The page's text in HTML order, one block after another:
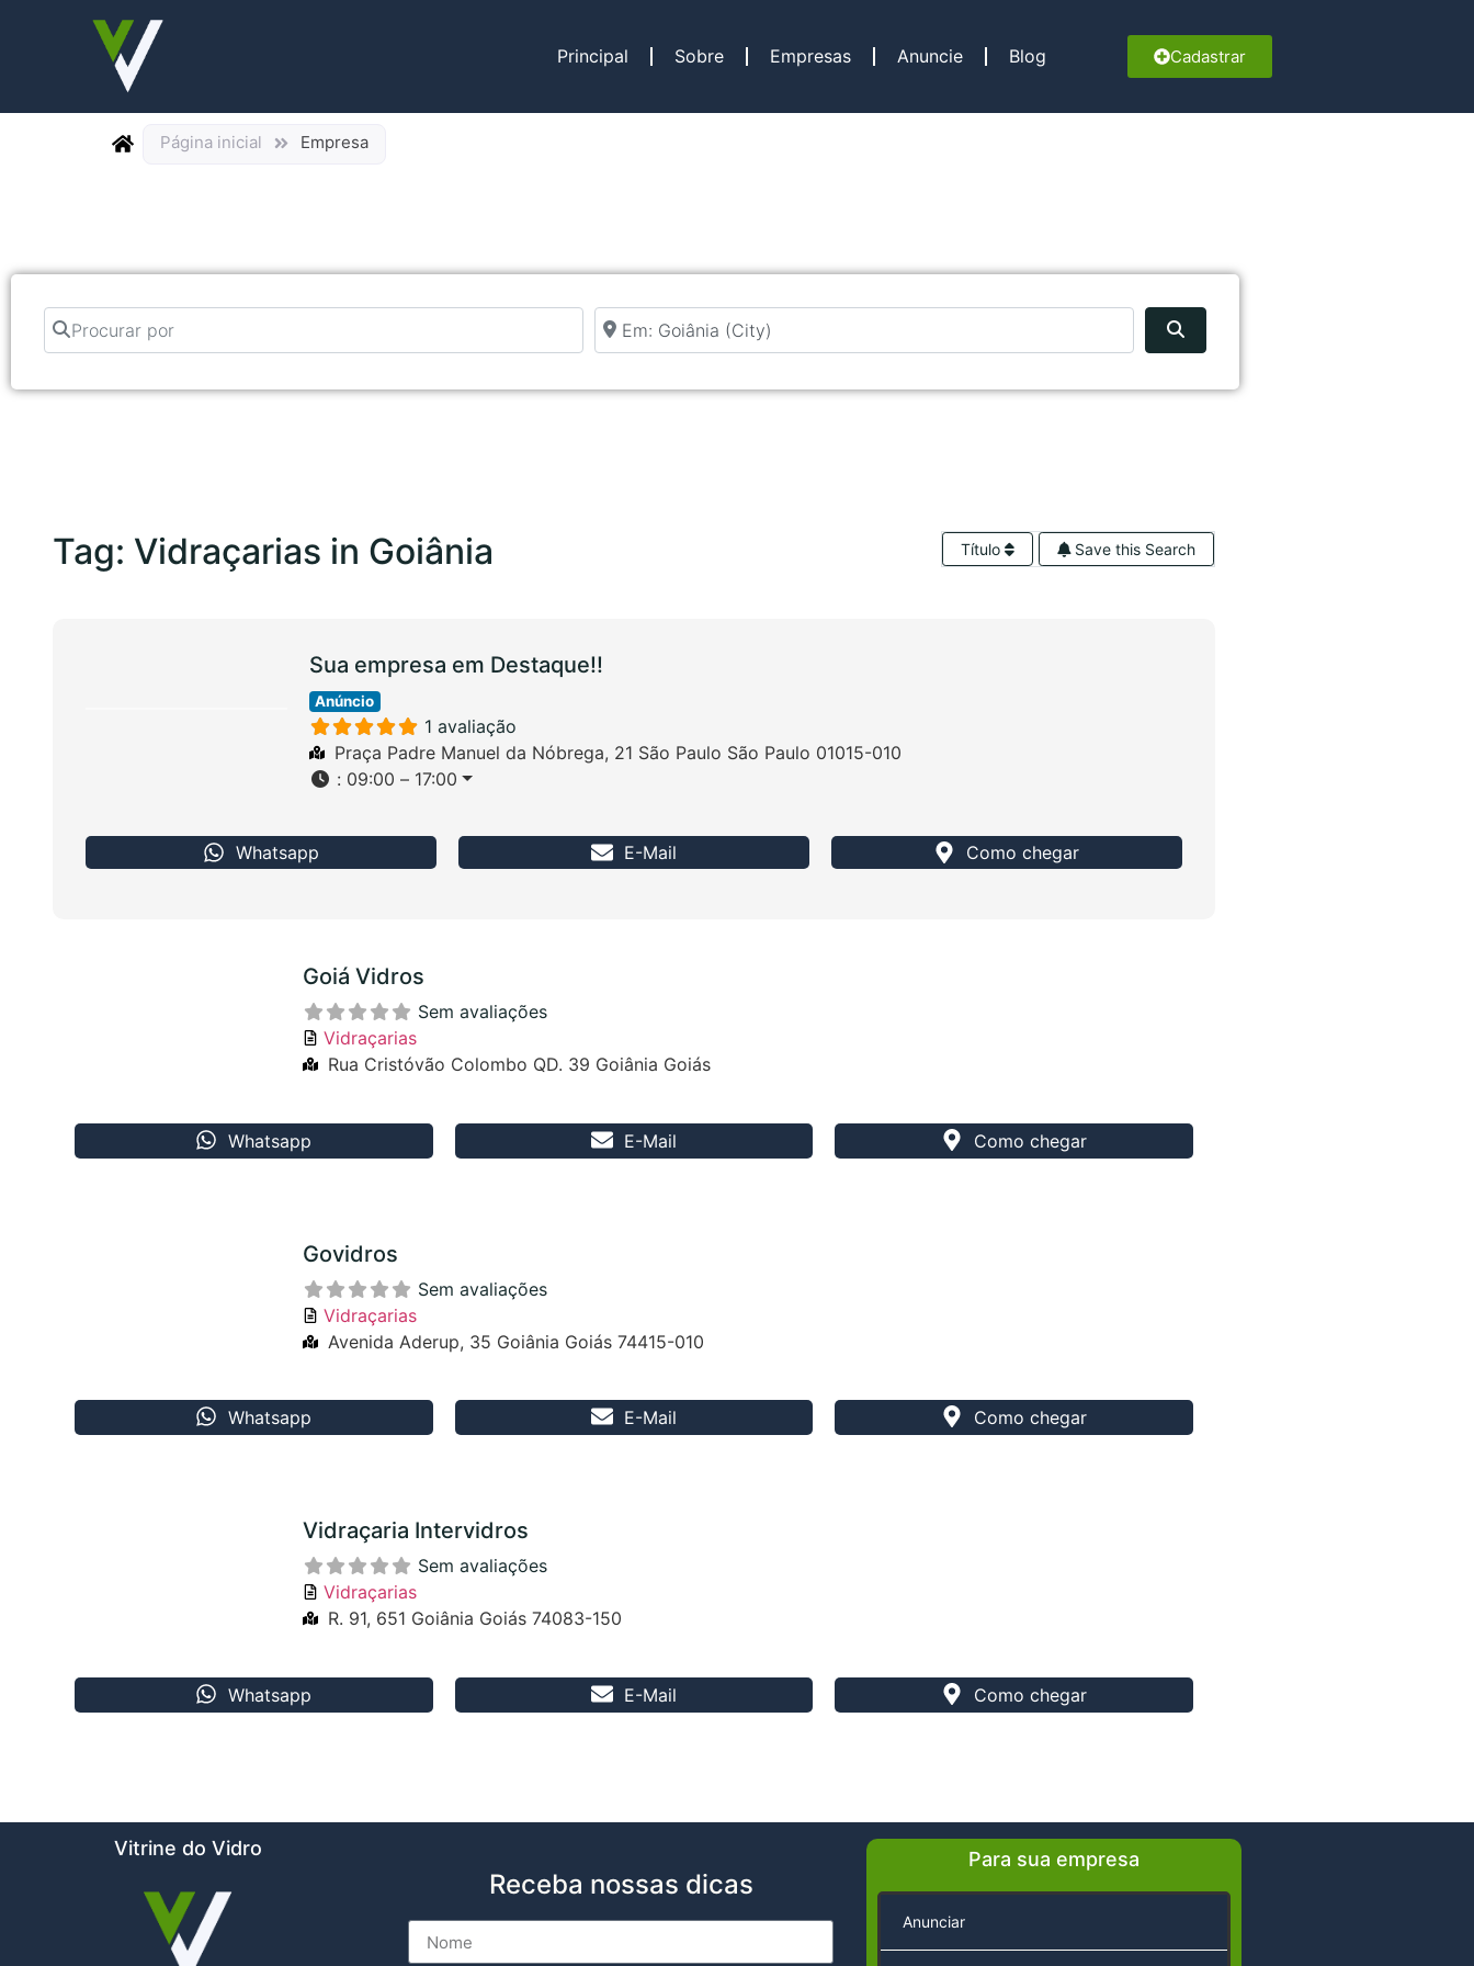
Principal Sobre Empresas Anuncie Blog Cadastrar
Página inicial Empresa
Procurar por Perto de
Tag: Vidraçarias in Goiânia Título Save this Search
Sua empresa em Destaque!!
Anúncio
1 avaliação
Praça Padre Manuel da Nóbrega, 21 São Paulo São Paulo 01015-010
: 09:00 – 17:00
Whatsapp E-Mail Como chegar
Goiá Vidros
Sem avaliações
Vidraçarias
Rua Cristóvão Colombo QD. 39 Goiânia Goiás
Whatsapp E-Mail Como chegar
Govidros
Sem avaliações
Vidraçarias
Avenida Aderup, 35 Goiânia Goiás 74415-010
Whatsapp E-Mail Como chegar
Vidraçaria Intervidros
Sem avaliações
Vidraçarias
R. 91, 651 Goiânia Goiás 74083-150
Whatsapp E-Mail Como chegar
Vitrine do Vidro
Receba nossas dicas
Para sua empresa
Anunciar